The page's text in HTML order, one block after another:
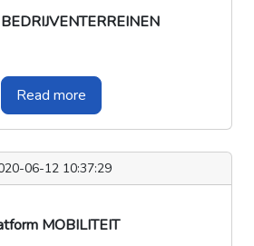
Read more
06-12 10:37:29
MOBILITEIT